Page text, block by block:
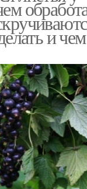
и чем